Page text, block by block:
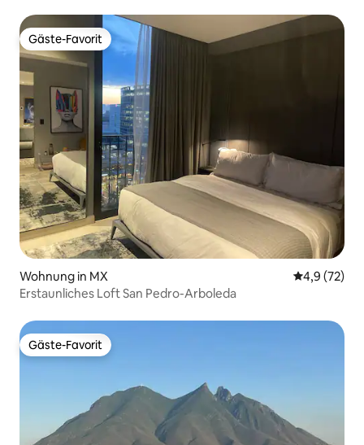
Gäste-Favorit
Gäste-Favorit
Wohnung in MX
4,9 (72)
Erstaunliches Loft San Pedro-Arboleda
Gäste-Favorit
Gäste-Favorit